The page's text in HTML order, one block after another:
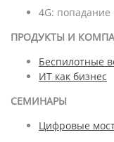
4G: попадание
ПРОДУКТЫ И
Беспилотные
ИТ как бизнес
СЕМИНАРЫ
Цифровые